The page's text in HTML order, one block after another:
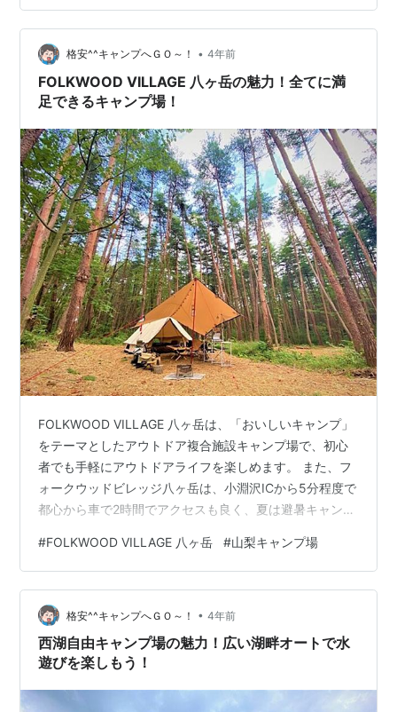
キャンプ場【湖畔サイト】 浩庵キャンプ場【利用料金】
【キャンプ通常料金（平日）】 【割増料金１（休日・祝
日・繁忙期など）】 【割増料金2（連休最終日、通常の
日曜日など）】 注意事項 浩庵キャンプ場【設備】 管理
棟（浩庵本館セントラ…
格安^^キャンプへＧＯ～！ • 4年前
FOLKWOOD VILLAGE 八ヶ岳の魅力！全てに満
足できるキャンプ場！
FOLKWOOD VILLAGE 八ヶ岳は、「おいしいキャンプ」
をテーマとしたアウトドア複合施設キャンプ場で、初心
者でも手軽にアウトドアライフを楽しめます。 また、フ
ォークウッドビレッジ八ヶ岳は、小淵沢ICから5分程度で
都心から車で2時間でアクセスも良く、夏は避暑キャンプ
FOLKWOOD VILLAGE 八ヶ岳 【基本情報】 FOLKWOOD
VILLAGE 八ヶ岳【サイト状況】 VILLAGE FIELD Aサイト
VILLAGE FIELD Bサイト VILLAGE FIELD Cサイト
VILLAGE FIELD Rサイト FL…
#FOLKWOOD VILLAGE 八ヶ岳 #山梨キャンプ場
格安^^キャンプへＧＯ～！ • 4年前
西湖自由キャンプ場の魅力！広い湖畔オートで水
遊びを楽しもう！